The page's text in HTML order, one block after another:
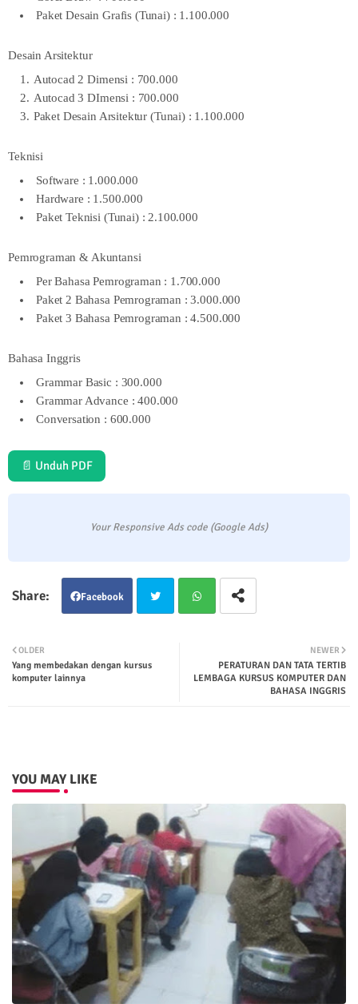
Paket Desain Grafis (Tunai) : 1.100.000
Desain Arsitektur
Autocad 2 Dimensi : 700.000
Autocad 3 DImensi : 700.000
Paket Desain Arsitektur (Tunai) : 1.100.000
Teknisi
Software : 1.000.000
Hardware : 1.500.000
Paket Teknisi (Tunai) : 2.100.000
Pemrograman & Akuntansi
Per Bahasa Pemrograman : 1.700.000
Paket 2 Bahasa Pemrograman : 3.000.000
Paket 3 Bahasa Pemrograman : 4.500.000
Bahasa Inggris
Grammar Basic : 300.000
Grammar Advance : 400.000
Conversation : 600.000
📄 Unduh PDF
Your Responsive Ads code (Google Ads)
Facebook
ter
NEWER
PERATURAN DAN TATA TERTIB
LEMBAGA KURSUS KOMPUTER DAN
BAHASA INGGRIS
OLDER
Yang membedakan dengan kursus
komputer lainnya
YOU MAY LIKE